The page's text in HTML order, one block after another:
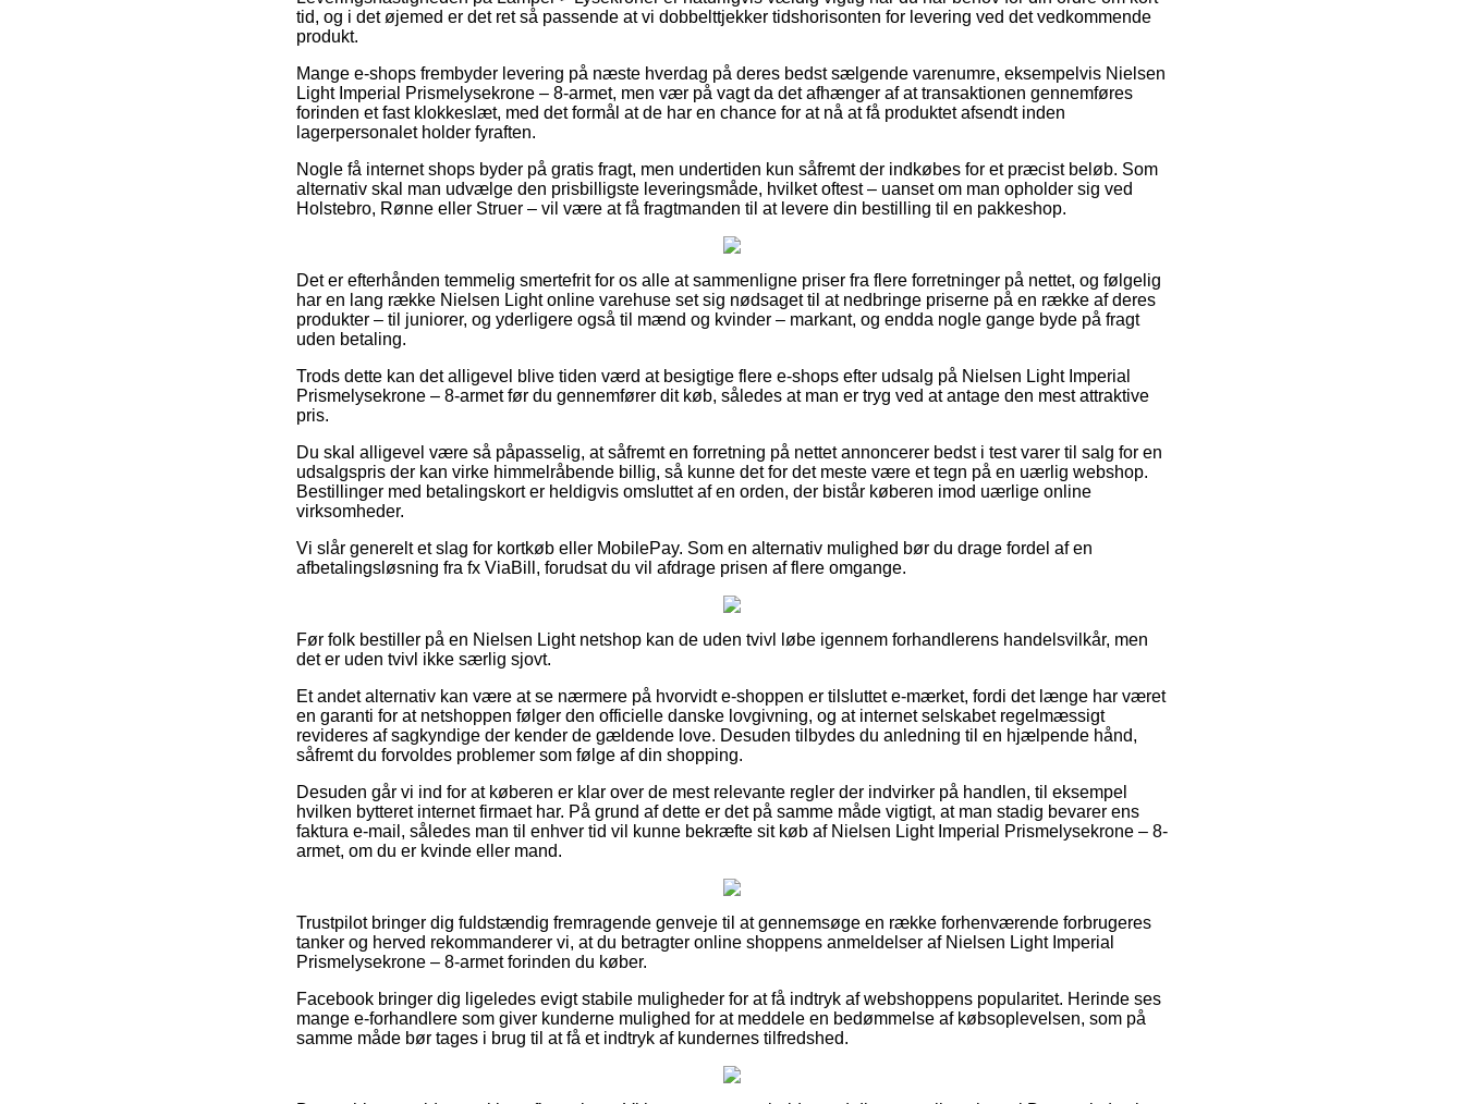
tid, og i det øjemed er det ret så passende at vi dobbelttjekker tidshorisonten for levering ved det vedkommende
produkt.
Mange e-shops frembyder levering på næste hverdag på deres bedst sælgende varenumre, eksempelvis Nielsen
Light Imperial Prismelysekrone – 8-armet, men vær på vagt da det afhænger af at transaktionen gennemføres
forinden et fast klokkeslæt, med det formål at de har en chance for at nå at få produktet afsendt inden
lagerpersonalet holder fyraften.
Nogle få internet shops byder på gratis fragt, men undertiden kun såfremt der indkøbes for et præcist beløb. Som
alternativ skal man udvælge den prisbilligste leveringsmåde, hvilket oftest – uanset om man opholder sig ved
Holstebro, Rønne eller Struer – vil være at få fragtmanden til at levere din bestilling til en pakkeshop.
Det er efterhånden temmelig smertefrit for os alle at sammenligne priser fra flere forretninger på nettet, og følgelig
har en lang række Nielsen Light online varehuse set sig nødsaget til at nedbringe priserne på en række af deres
produkter – til juniorer, og yderligere også til mænd og kvinder – markant, og endda nogle gange byde på fragt
uden betaling.
Trods dette kan det alligevel blive tiden værd at besigtige flere e-shops efter udsalg på Nielsen Light Imperial
Prismelysekrone – 8-armet før du gennemfører dit køb, således at man er tryg ved at antage den mest attraktive
pris.
Du skal alligevel være så påpasselig, at såfremt en forretning på nettet annoncerer bedst i test varer til salg for en
udsalgspris der kan virke himmelråbende billig, så kunne det for det meste være et tegn på en uærlig webshop.
Bestillinger med betalingskort er heldigvis omsluttet af en orden, der bistår køberen imod uærlige online
virksomheder.
Vi slår generelt et slag for kortkøb eller MobilePay. Som en alternativ mulighed bør du drage fordel af en
afbetalingsløsning fra fx ViaBill, forudsat du vil afdrage prisen af flere omgange.
Før folk bestiller på en Nielsen Light netshop kan de uden tvivl løbe igennem forhandlerens handelsvilkår, men
det er uden tvivl ikke særlig sjovt.
Et andet alternativ kan være at se nærmere på hvorvidt e-shoppen er tilsluttet e-mærket, fordi det længe har været
en garanti for at netshoppen følger den officielle danske lovgivning, og at internet selskabet regelmæssigt
revideres af sagkyndige der kender de gældende love. Desuden tilbydes du anledning til en hjælpende hånd,
såfremt du forvoldes problemer som følge af din shopping.
Desuden går vi ind for at køberen er klar over de mest relevante regler der indvirker på handlen, til eksempel
hvilken bytteret internet firmaet har. På grund af dette er det på samme måde vigtigt, at man stadig bevarer ens
faktura e-mail, således man til enhver tid vil kunne bekræfte sit køb af Nielsen Light Imperial Prismelysekrone – 8-
armet, om du er kvinde eller mand.
Trustpilot bringer dig fuldstændig fremragende genveje til at gennemsøge en række forhenværende forbrugeres
tanker og herved rekommanderer vi, at du betragter online shoppens anmeldelser af Nielsen Light Imperial
Prismelysekrone – 8-armet forinden du køber.
Facebook bringer dig ligeledes evigt stabile muligheder for at få indtryk af webshoppens popularitet. Herinde ses
mange e-forhandlere som giver kunderne mulighed for at meddele en bedømmelse af købsoplevelsen, som på
samme måde bør tages i brug til at få et indtryk af kundernes tilfredshed.